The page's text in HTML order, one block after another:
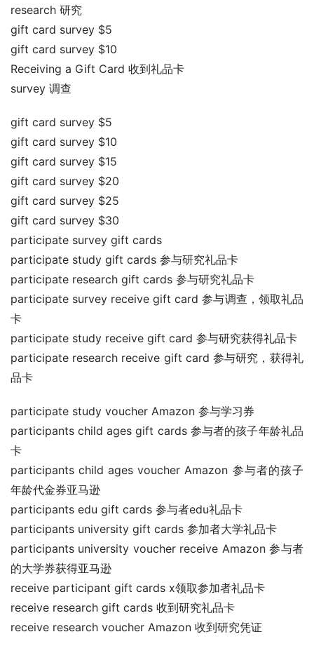
research 研究
gift card survey $5
gift card survey $10
Receiving a Gift Card 收到礼品卡
survey 调查
gift card survey $5
gift card survey $10
gift card survey $15
gift card survey $20
gift card survey $25
gift card survey $30
participate survey gift cards
participate study gift cards 参与研究礼品卡
participate research gift cards 参与研究礼品卡
participate survey receive gift card 参与调查，领取礼品
卡
participate study receive gift card 参与研究获得礼品卡
participate research receive gift card 参与研究，获得礼
品卡
participate study voucher Amazon 参与学习券
participants child ages gift cards 参与者的孩子年龄礼品
卡
participants child ages voucher Amazon 参与者的孩子
年龄代金券亚马逊
participants edu gift cards 参与者edu礼品卡
participants university gift cards 参加者大学礼品卡
participants university voucher receive Amazon 参与者
的大学券获得亚马逊
receive participant gift cards x领取参加者礼品卡
receive research gift cards 收到研究礼品卡
receive research voucher Amazon 收到研究凭证